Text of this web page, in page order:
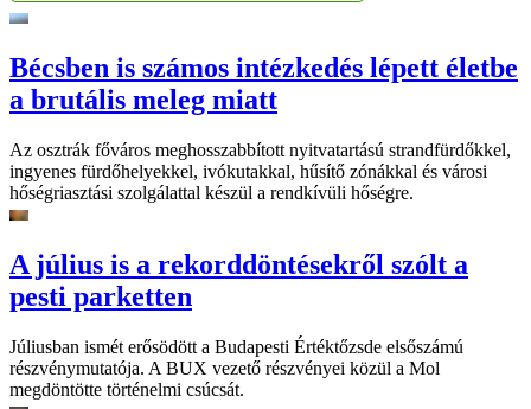
Bécsben is számos intézkedés lépett életbe
a brutális meleg miatt
Az osztrák főváros meghosszabbított nyitvatartású strandfürdőkkel,
ingyenes fürdőhelyekkel, ivókutakkal, hűsítő zónákkal és városi
hőségriasztási szolgálattal készül a rendkívüli hőségre.
A július is a rekorddöntésekről szólt a
pesti parketten
Júliusban ismét erősödött a Budapesti Értéktőzsde elsőszámú
részvénymutatója. A BUX vezető részvényei közül a Mol
megdöntötte történelmi csúcsát.